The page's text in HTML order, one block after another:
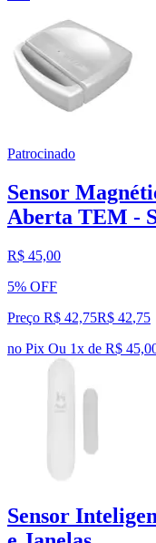
Patrocinado
Sensor
Aberta TEM -
R$ 45,00
5% OFF
Preço R$ 42,75R$ 42,75
no Pix Ou 1x de R$
Sensor